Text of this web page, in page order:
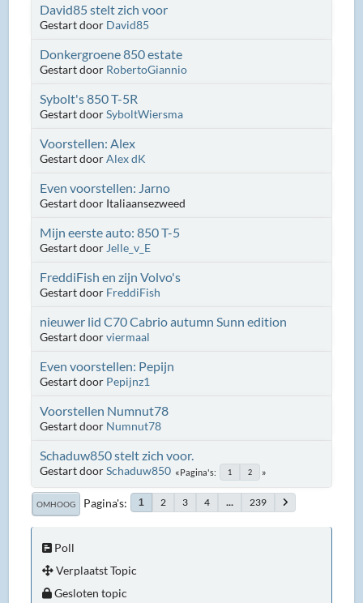
David85 stelt zich voor
Gestart door David85
Donkergroene 850 estate
Gestart door RobertoGiannio
Sybolt's 850 T-5R
Gestart doorSyboltWiersma
Voorstellen: Alex
Gestart doorAlex dK
Even voorstellen: Jarno
Gestart door Italiaansezweed
Mijn eerste auto: 850 T-5
Gestart door Jelle_v_E
FreddiFish en zijn Volvo's
Gestart door FreddiFish
nieuwer lid C70 Cabrio autumn Sunn edition
Gestart doorviermaal
Even voorstellen: Pepijn
Gestart door Pepijnz1
Voorstellen Numnut78
Gestart door Numnut78
Schaduw850 stelt zich voor.
Gestart doorSchaduw850 Pagina's 1 2
OMHOOG Pagina's 1 2 3 4 ... 239
Poll
Verplaatst Topic
Gesloten topic